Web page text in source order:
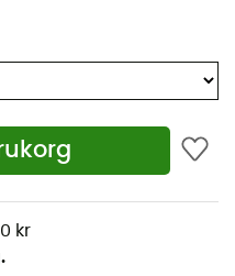
krär designad av märket
och lukt på dina